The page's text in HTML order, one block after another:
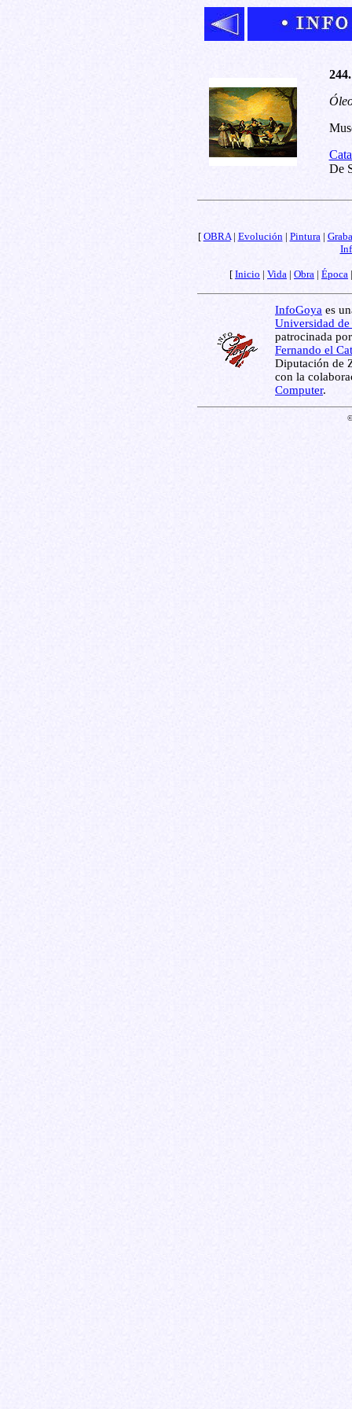
De
[ OBRA| Evolución| Pintura|
[ Inicio | Vida | Obra | Época
InfoGoya es
Universidad de
patrocinada
Fernando el
Diputación de
con la
Computer.